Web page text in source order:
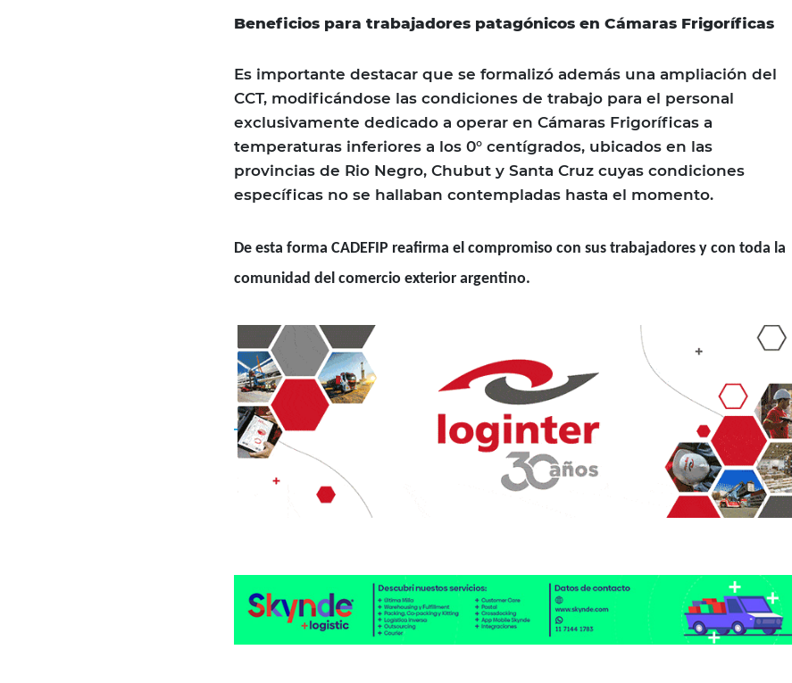
Beneficios para trabajadores patagónicos en Cámaras Frigoríficas
Es importante destacar que se formalizó además una ampliación del
CCT, modificándose las condiciones de trabajo para el personal
exclusivamente dedicado a operar en Cámaras Frigoríficas a
temperaturas inferiores a los 0° centígrados, ubicados en las
provincias de Rio Negro, Chubut y Santa Cruz cuyas condiciones
específicas no se hallaban contempladas hasta el momento.
De esta forma CADEFIP reafirma el compromiso con sus trabajadores y con toda la
comunidad del comercio exterior argentino.